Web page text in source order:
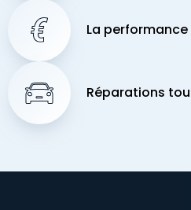
La
Réparations